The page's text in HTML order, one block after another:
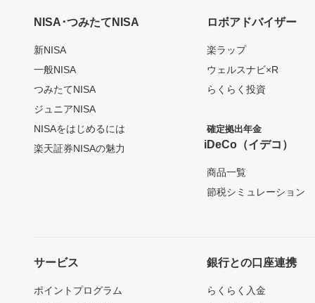
NISA･つみたてNISA
新NISA
一般NISA
つみたてNISA
ジュニアNISA
NISAをはじめるには
楽天証券NISAの魅力
ロボアドバイザー
楽ラップ
ウェルスナビ×R
らくらく投資
確定拠出年金
iDeCo（イデコ）
商品一覧
節税シミュレーション
サービス
ポイントプログラム
銀行との口座連携
らくらく入金